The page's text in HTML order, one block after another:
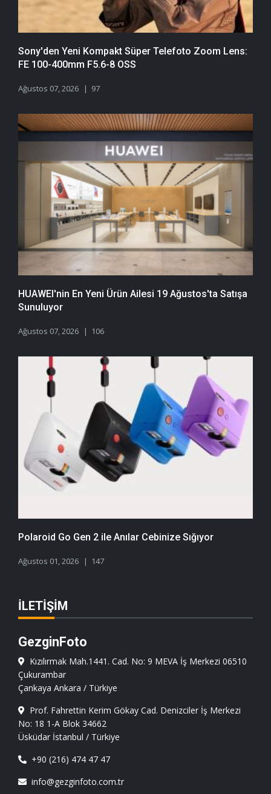
Sony'den Yeni Kompakt Süper Telefoto Zoom Lens:
FE 100-400mm F5.6-8 OSS
Ağustos 07, 2026 97
HUAWEI'nin En Yeni Ürün Ailesi 19 Ağustos'ta Satışa
Sunuluyor
Ağustos 07, 2026 106
Polaroid Go Gen 2 ile Anılar Cebinize Sığıyor
Ağustos 01, 2026 147
İLETIŞIM
GezginFoto
Kızılırmak Mah.1441. Cad. No: 9 MEVA İş Merkezi 06510
Çukurambar
Çankaya Ankara / Türkiye
Prof. Fahrettin Kerim Gökay Cad. Denizciler İş Merkezi
No: 18 1-A Blok 34662
Üsküdar İstanbul / Türkiye
+90 (216) 474 47 47
info@gezginfoto.com.tr